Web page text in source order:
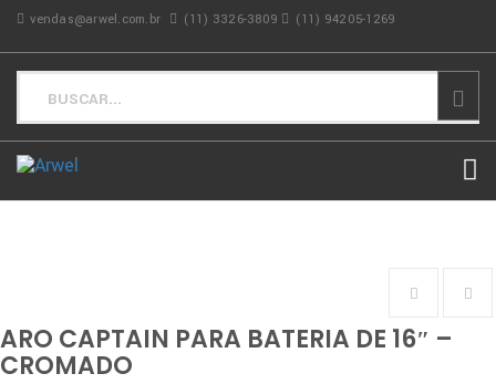
vendas@arwel.com.br (11) 3326-3809 (11) 94205-1269
ARO CAPTAIN PARA BATERIA DE 16″ –
CROMADO